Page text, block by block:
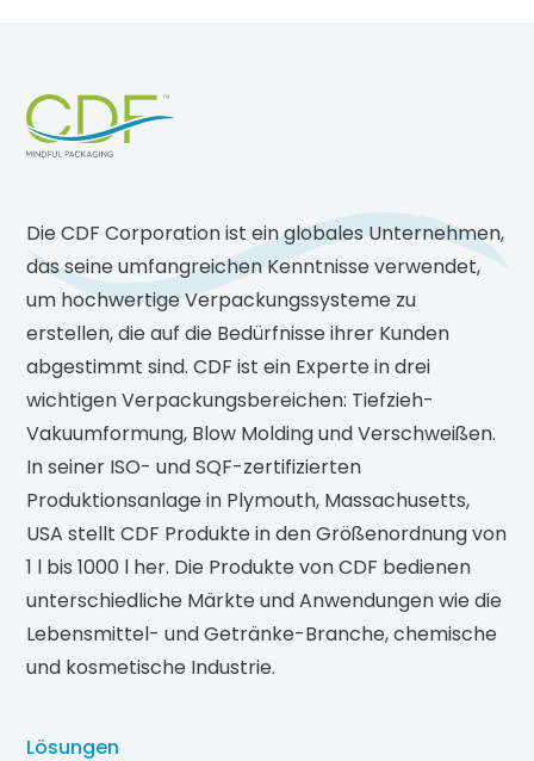
Footer
Die CDF Corporation ist ein globales Unternehmen,
das seine umfangreichen Kenntnisse verwendet,
um hochwertige Verpackungssysteme zu
erstellen, die auf die Bedürfnisse ihrer Kunden
abgestimmt sind. CDF ist ein Experte in drei
wichtigen Verpackungsbereichen: Tiefzieh-
Vakuumformung, Blow Molding und Verschweißen.
In seiner ISO- und SQF-zertifizierten
Produktionsanlage in Plymouth, Massachusetts,
USA stellt CDF Produkte in den Größenordnung von
1 l bis 1000 l her. Die Produkte von CDF bedienen
unterschiedliche Märkte und Anwendungen wie die
Lebensmittel- und Getränke-Branche, chemische
und kosmetische Industrie.
Lösungen